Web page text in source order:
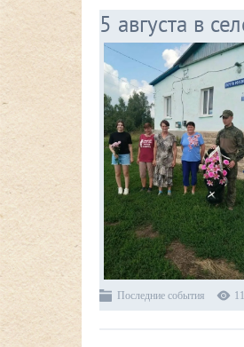
5 августа в
Последние события 11